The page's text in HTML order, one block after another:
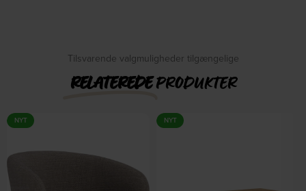
Tilsvarende valgmuligheder tilgængelige
RELATEREDEPRODUKTER
NYT NYT